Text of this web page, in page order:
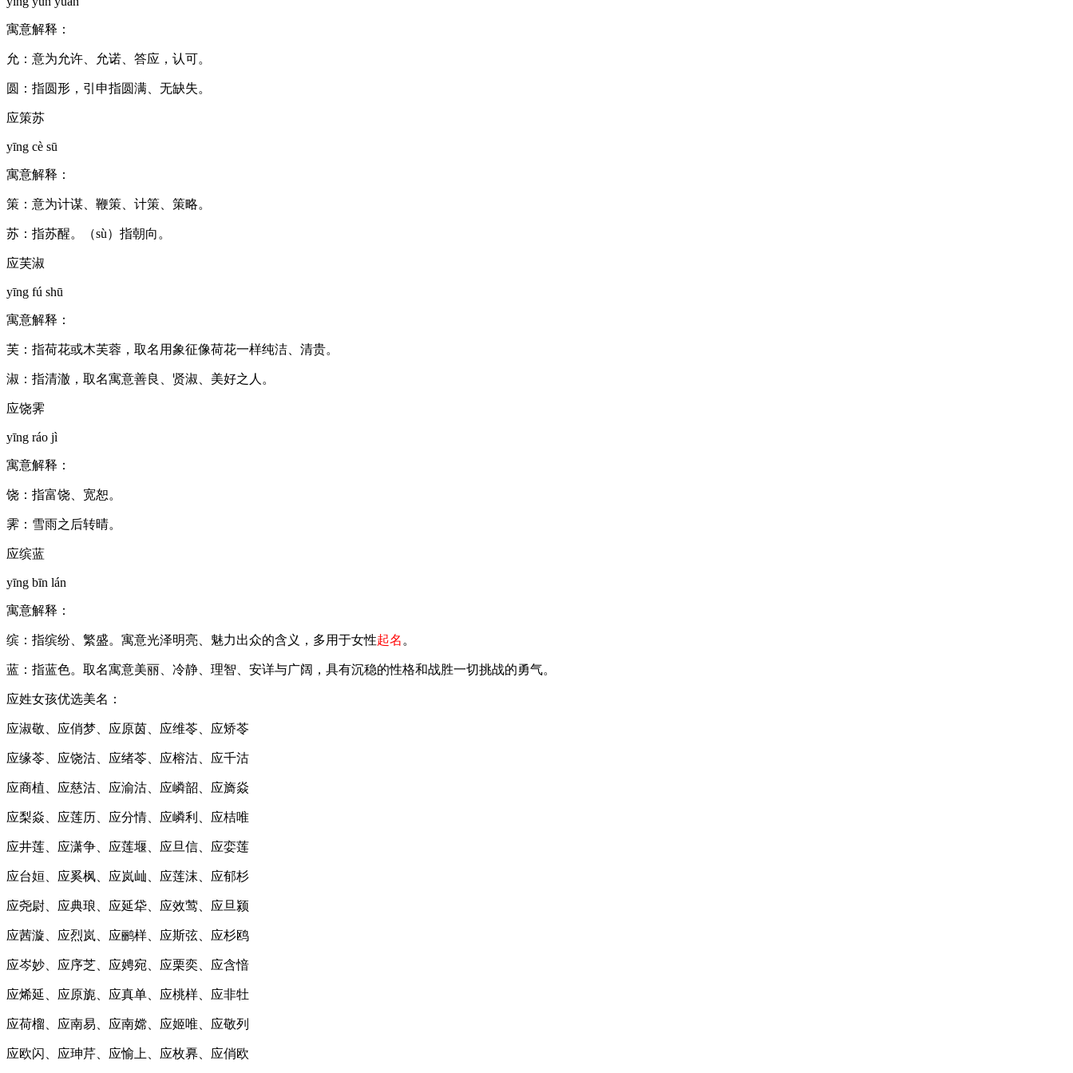
寓意解释：
允：意为允许、允诺、答应，认可。
圆：指圆形，引申指圆满、无缺失。
应策苏
yīng cè sū
寓意解释：
策：意为计谋、鞭策、计策、策略。
苏：指苏醒。（sù）指朝向。
应芙淑
yīng fú shū
寓意解释：
芙：指荷花或木芙蓉，取名用象征像荷花一样纯洁、清贵。
淑：指清澈，取名寓意善良、贤淑、美好之人。
应饶霁
yīng ráo jì
寓意解释：
饶：指富饶、宽恕。
霁：雪雨之后转晴。
应缤蓝
yīng bīn lán
寓意解释：
缤：指缤纷、繁盛。寓意光泽明亮、魅力出众的含义，多用于女性起名 。
蓝：指蓝色。取名寓意美丽、冷静、理智、安详与广阔，具有沉稳的性格和战胜一切挑战的勇气。
应姓女孩优选美名：
应淑敬、应俏梦、应原茵、应维苓、应矫苓
应缘苓、应饶沽、应绪苓、应榕沽、应千沽
应商植、应慈沽、应渝沽、应嶙韶、应旖焱
应梨焱、应莲历、应分情、应嶙利、应桔唯
应井莲、应潇争、应莲堰、应旦信、应娈莲
应台姮、应奚枫、应岚屾、应莲沫、应郁杉
应尧尉、应典琅、应延牮、应效莺、应旦颍
应茜漩、应烈岚、应鹂样、应斯弦、应杉鸥
应岑妙、应序芝、应娉宛、应栗奕、应含愔
应烯延、应原旎、应真单、应桃样、应非牡
应荷榴、应南易、应南嫦、应姬唯、应敬列
应欧闪、应珅芹、应愉上、应枚奡、应俏欧